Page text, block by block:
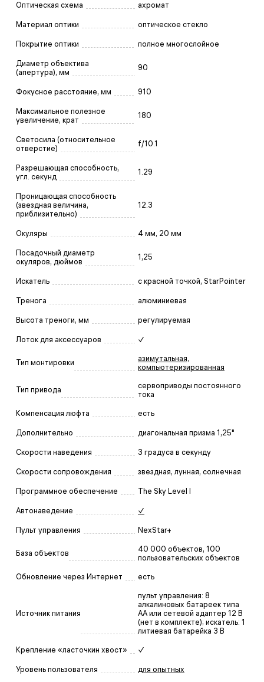
Оптическая схема ахромат
Материал оптики оптическое стекло
Покрытие оптики полное многослойное
Диаметр объектива
(апертура), мм
90
Фокусное расстояние, мм 910
Максимальное полезное
увеличение, крат
180
Светосила (относительное
отверстие)
f/10.1
Разрешающая способность,
угл. секунд
1.29
Проницающая способность
(звездная величина,
приблизительно)
12.3
Окуляры 4 мм, 20 мм
Посадочный диаметр
окуляров, дюймов
1,25
Искатель с красной точкой, StarPointer
Тренога алюминиевая
Высота треноги, мм регулируемая
Лоток для аксессуаров ✓
Тип монтировки
азимутальная,
компьютеризированная
Тип привода
сервоприводы постоянного
тока
Компенсация люфта есть
Дополнительно диагональная призма 1,25"
Скорости наведения 3 градуса в секунду
Скорости сопровождения звездная, лунная, солнечная
Программное обеспечение The Sky Level I
Автонаведение ✓
Пульт управления NexStar+
База объектов
40 000 объектов, 100
пользовательских объектов
Обновление через Интернет есть
Источник питания
пульт управления: 8
алкалиновых батареек типа
AA или сетевой адаптер 12 В
(нет в комплекте); искатель: 1
литиевая батарейка 3 В
Крепление «ласточкин хвост» ✓
Уровень пользователя для опытных